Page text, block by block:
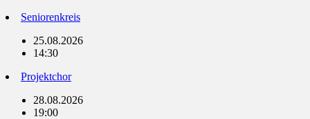
Seniorenkreis
25.08.2026
14:30
Projektchor
28.08.2026
19:00